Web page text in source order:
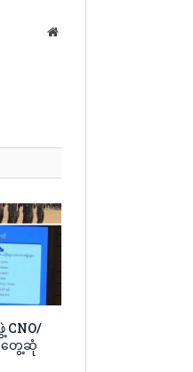
Website
CNO/
တွေ့ဆုံ